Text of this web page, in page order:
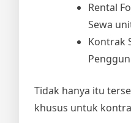
Rental
Sewa
Kontrak
Tidak hanya itu
khusus untuk